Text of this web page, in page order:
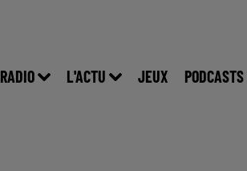
RADIO L'ACTU JEUX PODCASTS